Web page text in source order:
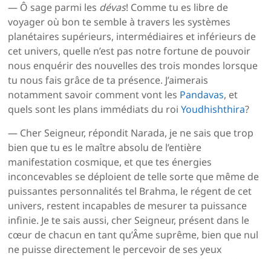
— Ô sage parmi les dévas! Comme tu es libre de
voyager où bon te semble à travers les systèmes
planétaires supérieurs, intermédiaires et inférieurs de
cet univers, quelle n’est pas notre fortune de pouvoir
nous enquérir des nouvelles des trois mondes lorsque
tu nous fais grâce de ta présence. J’aimerais
notamment savoir comment vont les Pandavas, et
quels sont les plans immédiats du roiYoudhishthira?
— Cher Seigneur, répondit Narada, je ne sais que trop
bien que tu es le maître absolu de l’entière
manifestation cosmique, et que tes énergies
inconcevables se déploient de telle sorte que même de
puissantes personnalités tel Brahma, le régent de cet
univers, restent incapables de mesurer ta puissance
infinie. Je te sais aussi, cher Seigneur, présent dans le
cœur de chacun en tant qu’Âme suprême, bien que nul
ne puisse directement le percevoir de ses yeux